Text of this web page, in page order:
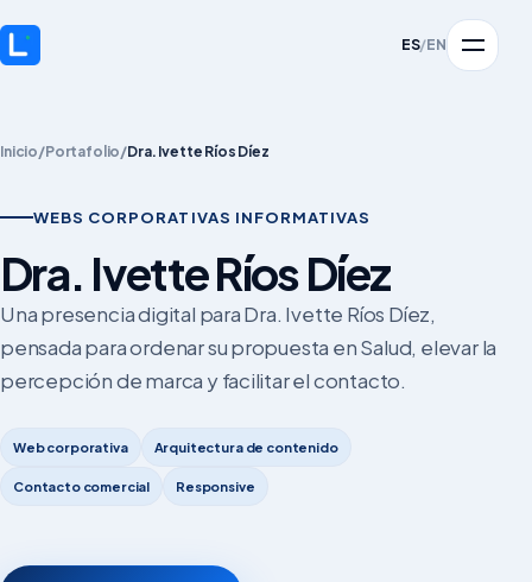
ES/EN
Inicio/Portafolio/Dra. Ivette Ríos Díez
WEBS CORPORATIVAS INFORMATIVAS
Dra. Ivette Ríos Díez
Una presencia digital para Dra. Ivette Ríos Díez,
pensada para ordenar su propuesta en Salud, elevar la
percepción de marca y facilitar el contacto.
Web corporativa Arquitectura de contenido
Contacto comercial Responsive